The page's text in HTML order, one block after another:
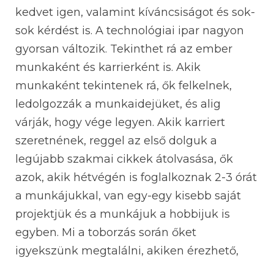
kedvet igen, valamint kíváncsiságot és sok-
sok kérdést is. A technológiai ipar nagyon
gyorsan változik. Tekinthet rá az ember
munkaként és karrierként is. Akik
munkaként tekintenek rá, ők felkelnek,
ledolgozzák a munkaidejüket, és alig
várják, hogy vége legyen. Akik karriert
szeretnének, reggel az első dolguk a
legújabb szakmai cikkek átolvasása, ők
azok, akik hétvégén is foglalkoznak 2-3 órát
a munkájukkal, van egy-egy kisebb saját
projektjük és a munkájuk a hobbijuk is
egyben. Mi a toborzás során őket
igyekszünk megtalálni, akiken érezhető,